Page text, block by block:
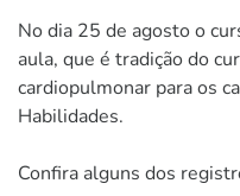
No dia 25 de agosto o
aula, que é tradição do
cardiopulmonar para os
Habilidades.
Confira alguns dos